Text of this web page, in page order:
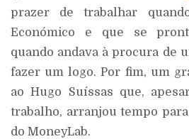
prazer de trabalhar
Económico e que se
quando andava à procura de
fazer um logo. Por fim, um
ao Hugo Suíssas que,
trabalho, arranjou tempo
do MoneyLab.